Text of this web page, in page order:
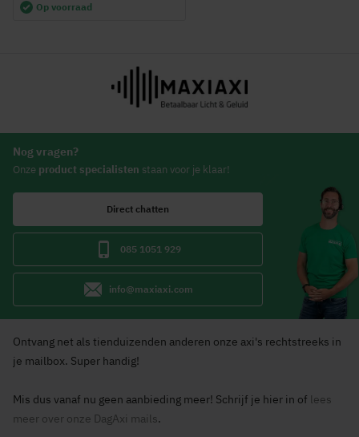
Op voorraad
Nog vragen?
Onze product specialisten staan voor je klaar!
Direct chatten
085 1051 929
info@maxiaxi.com
Ontvang net als tienduizenden anderen onze axi's rechtstreeks in
je mailbox. Super handig!
Mis dus vanaf nu geen aanbieding meer! Schrijf je hier in of lees
meer over onze DagAxi mails.